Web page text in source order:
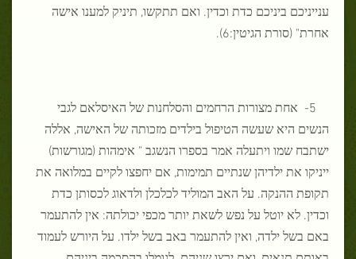
ענייניכם ביניכם כדת וכדין. ואם תתקשו, תיניק למענו אישה
אחרת" (סורת הגיטין:6).
5- אחת מצורות הרחמים והסלחנות של האיסלאם לגבי
הנשים היא שעשה הטיפול בילדים מזכותה של האישה, אללה
ישתבח שמו ויתעלה אמר בספרו הנשגב " אימהות (מגורשות)
ייניקו את ילדיהן שנתיים תמימות, אם יחפצו לקיים במלואה את
תקופת ההנקה. על האב המוליד לכלכלן ולדאוג לכסותן כדת
וכדין. לא יוטל על נפש לשאת יותר מכפי יכולתה: אין להתעמר
באם בשל ילדה, ואין להתעמר באב בשל ילדו. על היורש לעמוד